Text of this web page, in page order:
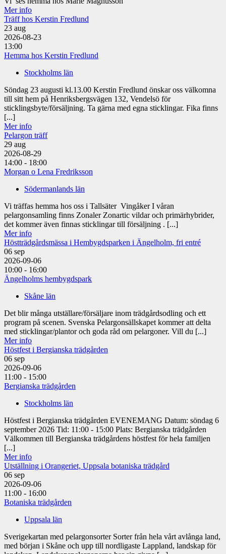
Mer info
Träff hos Kerstin Fredlund
23 aug
2026-08-23
13:00
Hemma hos Kerstin Fredlund
Stockholms län
Söndag 23 augusti kl.13.00 Kerstin Fredlund önskar oss välkomna
till sitt hem på Henriksbergsvägen 132, Vendelsö för
sticklingsbyte/försäljning. Ta gärna med egna sticklingar. Fika finns
[...]
Mer info
Pelargon träff
29 aug
2026-08-29
14:00 - 18:00
Morgan o Lena Fredriksson
Södermanlands län
Vi träffas hemma hos oss i Tallsäter Vingåker I våran
pelargonsamling finns Zonaler Zonartic vildar och primärhybrider,
det kommer även finnas sticklingar till försäljning . [...]
Mer info
Höstträdgårdsmässa i Hembygdsparken i Ängelholm, fri entré
06 sep
2026-09-06
10:00 - 16:00
Ängelholms hembygdspark
Skåne län
Det blir många utställare/försäljare inom trädgårdsodling och ett
program på scenen. Svenska Pelargonsällskapet kommer att delta
med sticklingar/plantor och goda råd om pelargoner. Vill du [...]
Mer info
Höstfest i Bergianska trädgården
06 sep
2026-09-06
11:00 - 15:00
Bergianska trädgården
Stockholms län
Höstfest i Bergianska trädgården EVENEMANG Datum: söndag 6
september 2026 Tid: 11:00 - 15:00 Plats: Bergianska trädgården
Välkommen till Bergianska trädgårdens höstfest för hela familjen
[...]
Mer info
Utställning i Orangeriet, Uppsala botaniska trädgård
06 sep
2026-09-06
11:00 - 16:00
Botaniska trädgården
Uppsala län
Sverigekartan med pelargonsorter Sorter från hela vårt avlånga land,
med början i Skåne och upp till nordligaste Lappland, landskap för